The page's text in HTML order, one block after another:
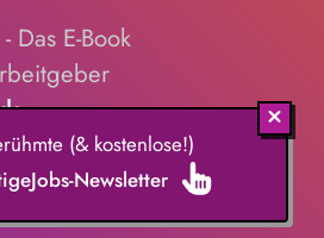
Das E-Book
(& kostenlose!)
Newsletter